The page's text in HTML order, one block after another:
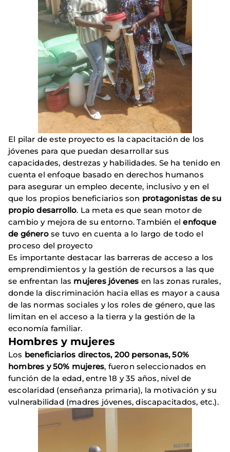
El pilar de este proyecto es la capacitación de los
jóvenes para que puedan desarrollar sus
capacidades, destrezas y habilidades. Se ha tenido en
cuenta el enfoque basado en derechos humanos
para asegurar un empleo decente, inclusivo y en el
que los propios beneficiarios son protagonistas de su
propio desarrollo. La meta es que sean motor de
cambio y mejora de su entorno. También elenfoque
de génerose tuvo en cuenta a lo largo de todo el
proceso del proyecto
Es importante destacar las barreras de acceso a los
emprendimientos y la gestión de recursos a las que
se enfrentan las mujeres jóvenes en las zonas rurales,
donde la discriminación hacia ellas es mayor a causa
de las normas sociales y los roles de género, que las
limitan en el acceso a la tierra y la gestión de la
economía familiar.
Hombres y mujeres
Los beneficiarios directos, 200 personas, 50%
hombres y 50% mujeres, fueron seleccionados en
función de la edad, entre 18 y 35 años, nivel de
escolaridad (enseñanza primaria), la motivación y su
vulnerabilidad (madres jóvenes, discapacitados, etc.).